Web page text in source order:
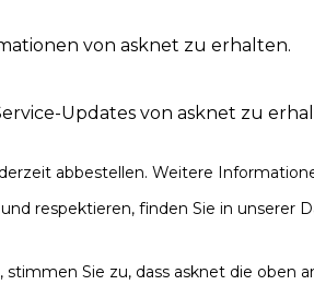
von asknet zu erhalten.
Updates von asknet zu
abbestellen. Weitere
respektieren, finden Sie in unserer
stimmen Sie zu, dass asknet die